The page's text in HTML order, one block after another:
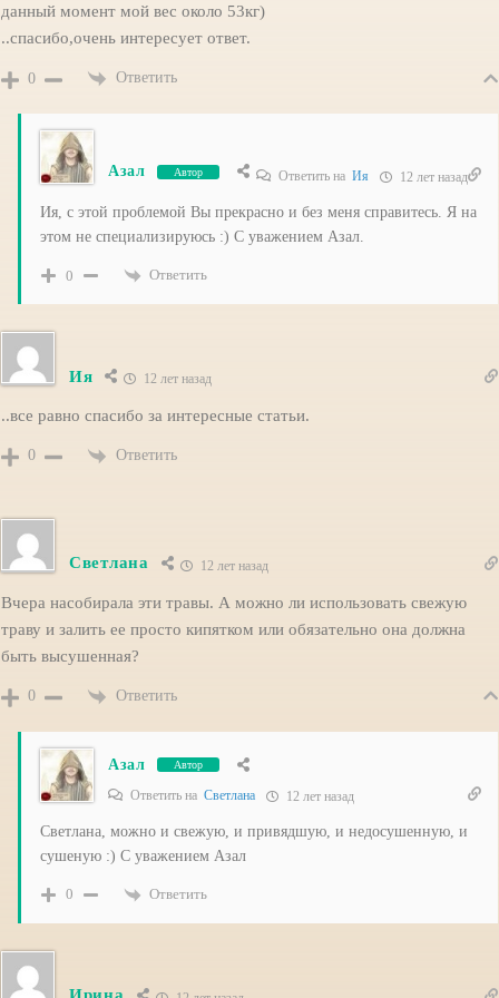
данный момент мой вес около 53кг)
..спасибо,очень интересует ответ.
0 Ответить
Азал Автор Ответить на Ия 12 лет назад
Ия, с этой проблемой Вы прекрасно и без меня справитесь. Я на
этом не специализируюсь :) С уважением Азал.
0 Ответить
Ия 12 лет назад
..все равно спасибо за интересные статьи.
0 Ответить
Светлана 12 лет назад
Вчера насобирала эти травы. А можно ли использовать свежую
траву и залить ее просто кипятком или обязательно она должна
быть высушенная?
0 Ответить
Азал Автор
Ответить на Светлана 12 лет назад
Светлана, можно и свежую, и привядшую, и недосушенную, и
сушеную :) С уважением Азал
0 Ответить